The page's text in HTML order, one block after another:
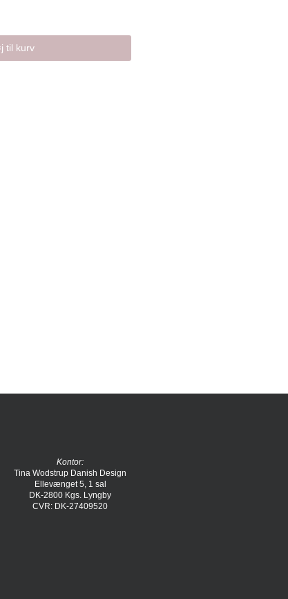
til kurv
Kontor:
Tina Wodstrup Danish Design
Ellevænget 5, 1 sal
DK-2800 Kgs. Lyngby
CVR: DK-27409520